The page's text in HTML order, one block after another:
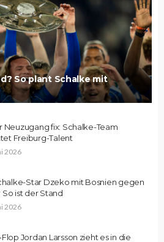
So plant Schalke mit
Neuzugang fix: Schalke-Team
Freiburg-Talent
2026
Star Dzeko mit Bosnien gegen
So ist der Stand
2026
Jordan Larsson zieht es in die